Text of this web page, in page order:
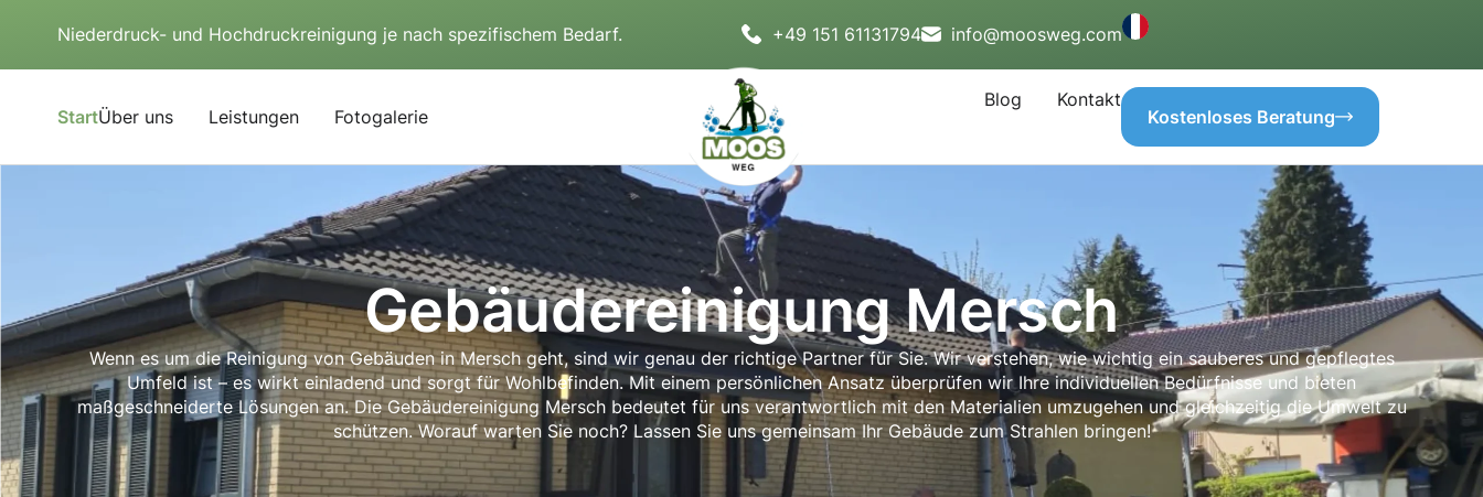
Niederdruck- und Hochdruckreinigung je nach spezifischem Bedarf. +49 151 61131794 info@moosweg.com
StartÜber uns Leistungen Fotogalerie
Blog
Kontakt
Kostenloses Beratung
Gebäudereinigung Mersch
Wenn es um die Reinigung von Gebäuden in Mersch geht, sind wir genau der richtige Partner für Sie. Wir verstehen, wie wichtig ein sauberes und gepflegtes
Umfeld ist – es wirkt einladend und sorgt für Wohlbefinden. Mit einem persönlichen Ansatz überprüfen wir Ihre individuellen Bedürfnisse und bieten
maßgeschneiderte Lösungen an. Die Gebäudereinigung Mersch bedeutet für uns verantwortlich mit den Materialien umzugehen und gleichzeitig die Umwelt zu
schützen. Worauf warten Sie noch? Lassen Sie uns gemeinsam Ihr Gebäude zum Strahlen bringen!